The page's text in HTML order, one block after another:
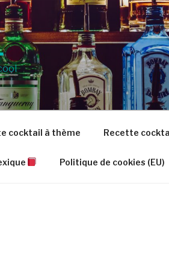
cocktail à thème Recette
Politique de cookies (EU)